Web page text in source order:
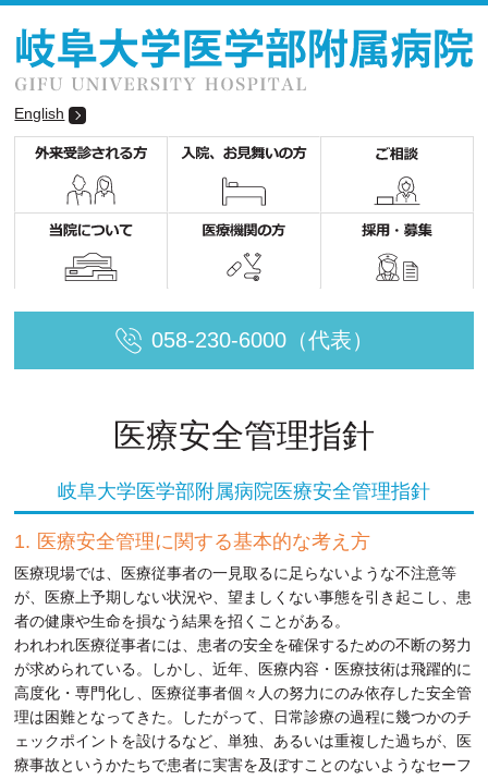
English
058-230-6000（代表）
医療安全管理指針
岐阜大学医学部附属病院医療安全管理指針
医療安全管理に関する基本的な考え方
医療現場では、医療従事者の一見取るに足らないような不注意等
が、医療上予期しない状況や、望ましくない事態を引き起こし、患
者の健康や生命を損なう結果を招くことがある。
われわれ医療従事者には、患者の安全を確保するための不断の努力
が求められている。しかし、近年、医療内容・医療技術は飛躍的に
高度化・専門化し、医療従事者個々人の努力にのみ依存した安全管
理は困難となってきた。したがって、日常診療の過程に幾つかのチ
ェックポイントを設けるなど、単独、あるいは重複した過ちが、医
療事故というかたちで患者に実害を及ぼすことのないようなセーフ